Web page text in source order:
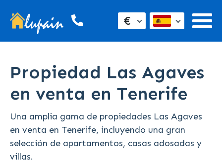
€
Propiedad Las Agaves
en venta en Tenerife
Una amplia gama de propiedades Las Agaves
en venta en Tenerife, incluyendo una gran
selección de apartamentos, casas adosadas y
villas.